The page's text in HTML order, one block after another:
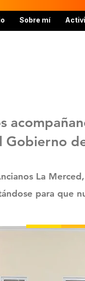
Sobre mí
La
para que